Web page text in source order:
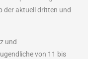
der aktuell dritten und
und
von 11 bis